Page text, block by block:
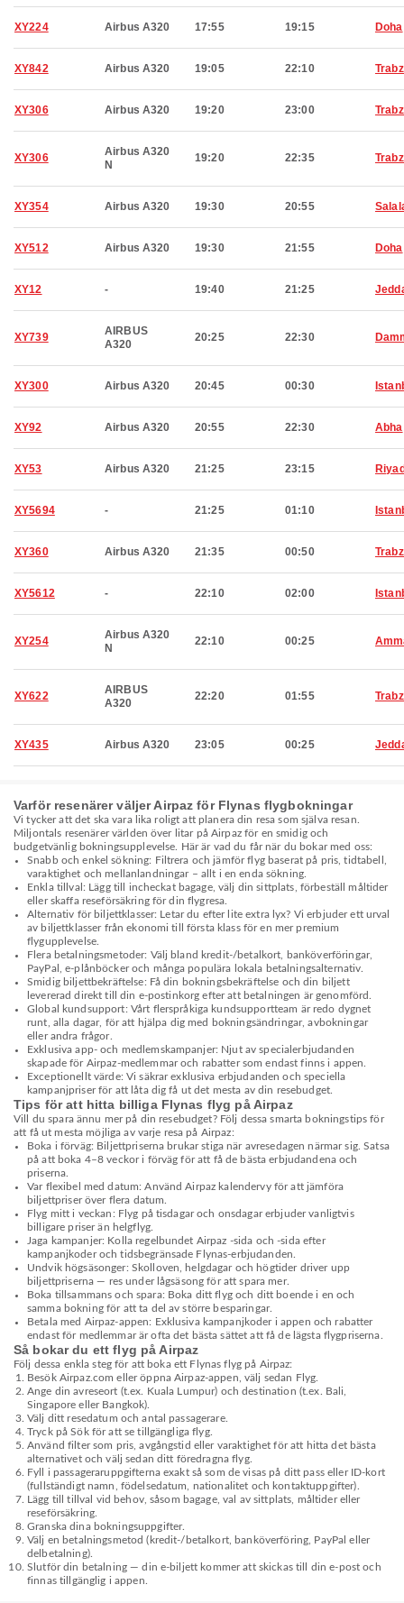
XY224 Airbus A320 17:55 19:15 Doha
XY842 Airbus A320 19:05 22:10
XY306 Airbus A320 19:20 23:00
XY306
Airbus A320
N
19:20 22:35
XY354 Airbus A320 19:30 20:55
XY512 Airbus A320 19:30 21:55 Doha
XY12 - 19:40 21:25
XY739
AIRBUS
A320
20:25 22:30
XY300 Airbus A320 20:45 00:30
XY92 Airbus A320 20:55 22:30 Abha
XY53 Airbus A320 21:25 23:15
XY5694 - 21:25 01:10
XY360 Airbus A320 21:35 00:50
XY5612 - 22:10 02:00
XY254
Airbus A320
N
22:10 00:25
XY622
AIRBUS
A320
22:20 01:55
XY435 Airbus A320 23:05 00:25
Varför resenärer väljer Airpaz för Flynas flygbokningar
Vi tycker att det ska vara lika roligt att planera din resa som själva resan.
Miljontals resenärer världen över litar på Airpaz för en smidig och
budgetvänlig bokningsupplevelse. Här är vad du får när du bokar med oss:
Snabb och enkel sökning: Filtrera och jämför flyg baserat på pris, tidtabell,
varaktighet och mellanlandningar – allt i en enda sökning.
Enkla tillval: Lägg till incheckat bagage, välj din sittplats, förbeställ måltider
eller skaffa reseförsäkring för din flygresa.
Alternativ för biljettklasser: Letar du efter lite extra lyx? Vi erbjuder ett urval
av biljettklasser från ekonomi till första klass för en mer premium
flygupplevelse.
Flera betalningsmetoder: Välj bland kredit-/betalkort, banköverföringar,
PayPal, e-plånböcker och många populära lokala betalningsalternativ.
Smidig biljettbekräftelse: Få din bokningsbekräftelse och din biljett
levererad direkt till din e-postinkorg efter att betalningen är genomförd.
Global kundsupport: Vårt flerspråkiga kundsupportteam är redo dygnet
runt, alla dagar, för att hjälpa dig med bokningsändringar, avbokningar
eller andra frågor.
Exklusiva app- och medlemskampanjer: Njut av specialerbjudanden
skapade för Airpaz-medlemmar och rabatter som endast finns i appen.
Exceptionellt värde: Vi säkrar exklusiva erbjudanden och speciella
kampanjpriser för att låta dig få ut det mesta av din resebudget.
Tips för att hitta billiga Flynas flyg på Airpaz
Vill du spara ännu mer på din resebudget? Följ dessa smarta bokningstips för
att få ut mesta möjliga av varje resa på Airpaz:
Boka i förväg: Biljettpriserna brukar stiga när avresedagen närmar sig. Satsa
på att boka 4–8 veckor i förväg för att få de bästa erbjudandena och
priserna.
Var flexibel med datum: Använd Airpaz kalendervy för att jämföra
biljettpriser över flera datum.
Flyg mitt i veckan: Flyg på tisdagar och onsdagar erbjuder vanligtvis
billigare priser än helgflyg.
Jaga kampanjer: Kolla regelbundet Airpaz -sida och -sida efter
kampanjkoder och tidsbegränsade Flynas-erbjudanden.
Undvik högsäsonger: Skolloven, helgdagar och högtider driver upp
biljettpriserna — res under lågsäsong för att spara mer.
Boka tillsammans och spara: Boka ditt flyg och ditt boende i en och
samma bokning för att ta del av större besparingar.
Betala med Airpaz-appen: Exklusiva kampanjkoder i appen och rabatter
endast för medlemmar är ofta det bästa sättet att få de lägsta flygpriserna.
Så bokar du ett flyg på Airpaz
Följ dessa enkla steg för att boka ett Flynas flyg på Airpaz:
Besök Airpaz.com eller öppna Airpaz-appen, välj sedan Flyg.
Ange din avreseort (t.ex. Kuala Lumpur) och destination (t.ex. Bali,
Singapore eller Bangkok).
Välj ditt resedatum och antal passagerare.
Tryck på Sök för att se tillgängliga flyg.
Använd filter som pris, avgångstid eller varaktighet för att hitta det bästa
alternativet och välj sedan ditt föredragna flyg.
Fyll i passageraruppgifterna exakt så som de visas på ditt pass eller ID-kort
(fullständigt namn, födelsedatum, nationalitet och kontaktuppgifter).
Lägg till tillval vid behov, såsom bagage, val av sittplats, måltider eller
reseförsäkring.
Granska dina bokningsuppgifter.
Välj en betalningsmetod (kredit-/betalkort, banköverföring, PayPal eller
delbetalning).
Slutför din betalning — din e-biljett kommer att skickas till din e-post och
finnas tillgänglig i appen.